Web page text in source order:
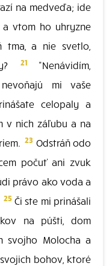
na medveďa; ide
vtom ho uhryzne
a nie svetlo,
21
"Nenávidím,
mi vaše
celopaly a
v nich záľubu a na
23 Odstráň odo
počuť ani zvuk
právo ako voda a
25Či ste mi prinášali
na púšti, dom
svojho Molocha a
bohov, ktoré